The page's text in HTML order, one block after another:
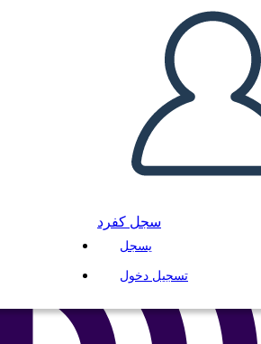
سجل كفرد
يسجل
تسجيل دخول